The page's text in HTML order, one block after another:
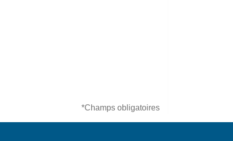
*Champs obligatoires